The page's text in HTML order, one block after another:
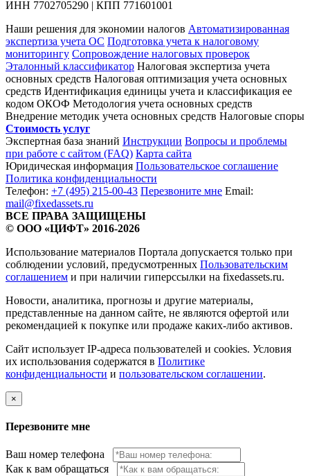
ИНН 7702705290 | КПП 771601001
Наши решения для экономии налогов Автоматизированная
экспертиза учета ОС Подготовка учета к налоговому
мониторингу Сопровождение налоговых проверок
Эталонный классификатор Налоговая экспертиза учета
основных средств Налоговая оптимизация учета основных
средств Идентификация единицы учета и классификация ее
кодом ОКОФ Методология учета основных средств
Внедрение методик учета основных средств Налоговые споры
Стоимость услуг
Экспертная база знаний Инструкции Вопросы и проблемы
при работе с сайтом (FAQ) Карта сайта
Юридическая информация Пользовательское соглашение
Политика конфиденциальности
Телефон: +7 (495) 215-00-43 Перезвоните мне Email:
mail@fixedassets.ru
ВСЕ ПРАВА ЗАЩИЩЕНЫ
© ООО «ЦИФТ» 2016-2026
Использование материалов Портала допускается только при
соблюдении условий, предусмотренных Пользовательским
соглашением и при наличии гиперссылки на fixedassets.ru.
Новости, аналитика, прогнозы и другие материалы,
представленные на данном сайте, не являются офертой или
рекомендацией к покупке или продаже каких-либо активов.
Сайт использует IP-адреса пользователей и cookies. Условия
их использования содержатся в Политике
конфиденциальности и пользовательском соглашении.
×
Перезвоните мне
Ваш номер телефона
Как к вам обращаться